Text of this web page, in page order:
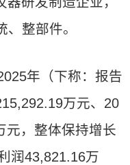
整部件。
年（下称：报告
万元、20
元，整体保持增长
润43,821.16万